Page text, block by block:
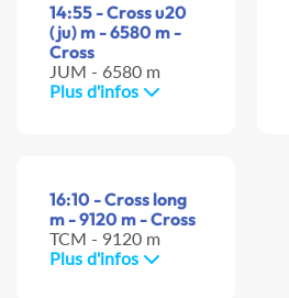
14:55 - Cross u20
(ju) m - 6580 m -
Cross
JUM - 6580 m
Plus d'infos
16:10 - Cross long
m - 9120 m - Cross
TCM - 9120 m
Plus d'infos